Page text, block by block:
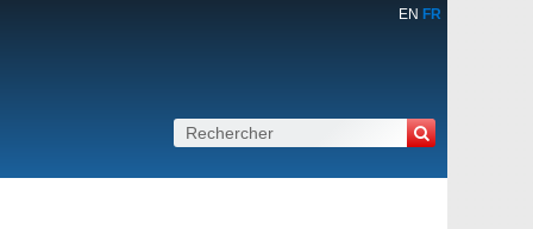
EN FR